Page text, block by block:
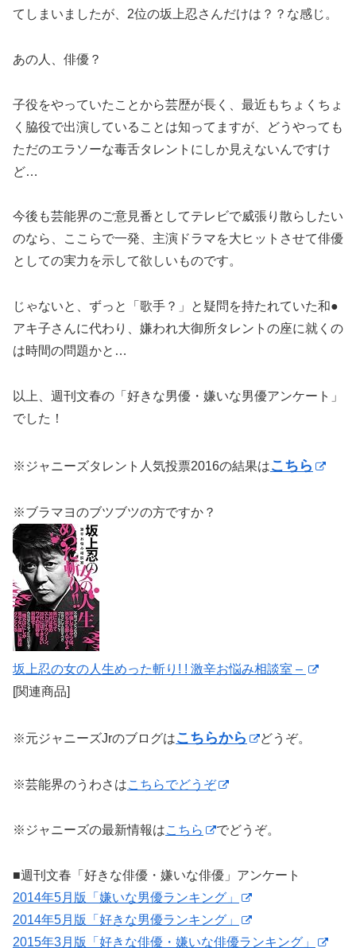
てしまいましたが、2位の坂上忍さんだけは？？な感じ。
あの人、俳優？
子役をやっていたことから芸歴が長く、最近もちょくちょ
く脇役で出演していることは知ってますが、どうやっても
ただのエラソーな毒舌タレントにしか見えないんですけ
ど…
今後も芸能界のご意見番としてテレビで威張り散らしたい
のなら、ここらで一発、主演ドラマを大ヒットさせて俳優
としての実力を示して欲しいものです。
じゃないと、ずっと「歌手？」と疑問を持たれていた和●
アキ子さんに代わり、嫌われ大御所タレントの座に就くの
は時間の問題かと…
以上、週刊文春の「好きな男優・嫌いな男優アンケート」
でした！
※ジャニーズタレント人気投票2016の結果はこちら
※ブラマヨのブツブツの方ですか？
坂上忍の女の人生めった斬り! ! 激辛お悩み相談室 –
[関連商品]
※元ジャニーズJrのブログはこちらから どうぞ。
※芸能界のうわさはこちらでどうぞ
※ジャニーズの最新情報はこちら でどうぞ。
■週刊文春「好きな俳優・嫌いな俳優」アンケート
2014年5月版「嫌いな男優ランキング」
2014年5月版「好きな男優ランキング」
2015年3月版「好きな俳優・嫌いな俳優ランキング」